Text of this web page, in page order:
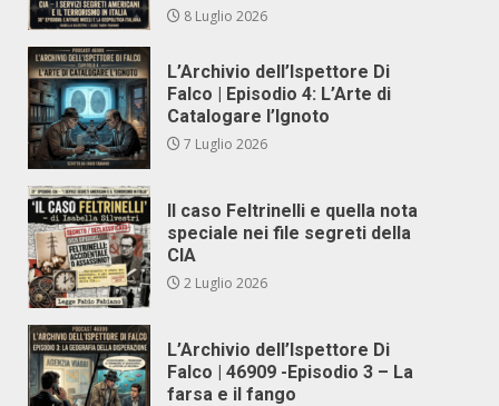
8 Luglio 2026
L’Archivio dell’Ispettore Di
Falco | Episodio 4: L’Arte di
Catalogare l’Ignoto
7 Luglio 2026
Il caso Feltrinelli e quella nota
speciale nei file segreti della
CIA
2 Luglio 2026
L’Archivio dell’Ispettore Di
Falco | 46909 -Episodio 3 – La
farsa e il fango